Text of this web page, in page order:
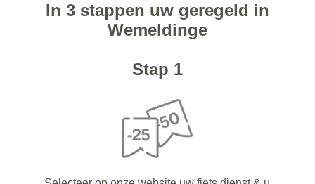
In 3 stappen uw geregeld in
Wemeldinge
Stap 1